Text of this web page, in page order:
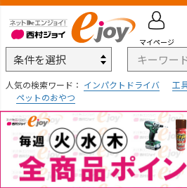
人気の検索ワード： インパクトドライバ 工
ペットのおやつ
マイページ